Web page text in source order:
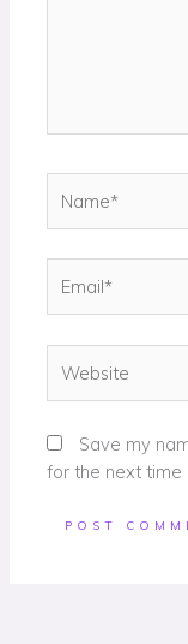
Save my
for the next time